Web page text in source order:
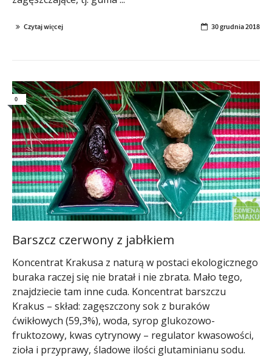
Czytaj więcej 30 grudnia 2018
0
Barszcz czerwony z jabłkiem
Koncentrat Krakusa z naturą w postaci ekologicznego
buraka raczej się nie bratał i nie zbrata. Mało tego,
znajdziecie tam inne cuda. Koncentrat barszczu
Krakus – skład: zagęszczony sok z buraków
ćwikłowych (59,3%), woda, syrop glukozowo-
fruktozowy, kwas cytrynowy – regulator kwasowości,
zioła i przyprawy, śladowe ilości glutaminianu sodu.